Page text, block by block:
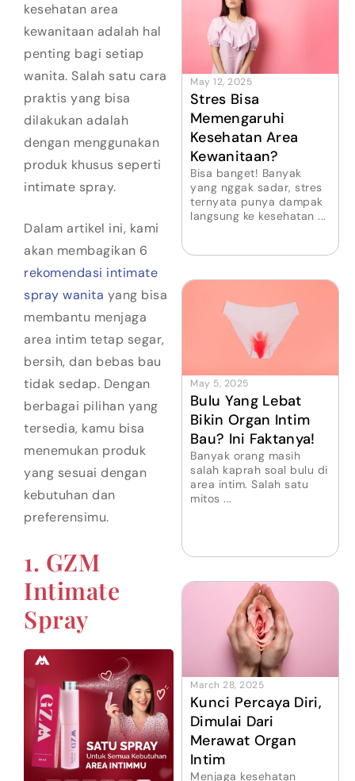
kesehatan area
kewanitaan adalah hal
penting bagi setiap
wanita. Salah satu cara
praktis yang bisa
dilakukan adalah
dengan menggunakan
produk khusus seperti
intimate spray.
Dalam artikel ini, kami
akan membagikan 6
rekomendasi intimate
spray wanita yang bisa
membantu menjaga
area intim tetap segar,
bersih, dan bebas bau
tidak sedap. Dengan
berbagai pilihan yang
tersedia, kamu bisa
menemukan produk
yang sesuai dengan
kebutuhan dan
preferensimu.
1. GZM
Intimate
Spray
May 12, 2025
Stres Bisa
Memengaruhi
Kesehatan Area
Kewanitaan?
Bisa banget! Banyak
yang nggak sadar, stres
ternyata punya dampak
langsung ke kesehatan ...
May 5, 2025
Bulu Yang Lebat
Bikin Organ Intim
Bau? Ini Faktanya!
Banyak orang masih
salah kaprah soal bulu di
area intim. Salah satu
mitos ...
March 28, 2025
Kunci Percaya Diri,
Dimulai Dari
Merawat Organ
Intim
Menjaga kesehatan